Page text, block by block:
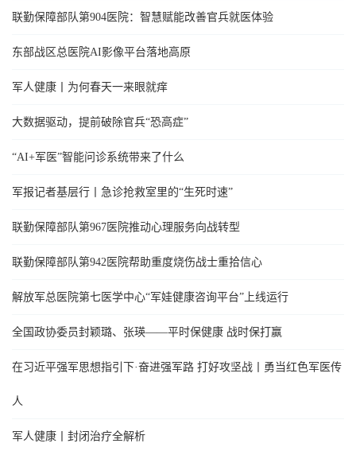
联勤保障部队第904医院：智慧赋能改善官兵就医体验
东部战区总医院AI影像平台落地高原
军人健康丨为何春天一来眼就痒
大数据驱动，提前破除官兵“恐高症”
“AI+军医”智能问诊系统带来了什么
军报记者基层行丨急诊抢救室里的“生死时速”
联勤保障部队第967医院推动心理服务向战转型
联勤保障部队第942医院帮助重度烧伤战士重拾信心
解放军总医院第七医学中心“军娃健康咨询平台”上线运行
全国政协委员封颖璐、张瑛——平时保健康 战时保打赢
在习近平强军思想指引下·奋进强军路 打好攻坚战丨勇当红色军医传
人
军人健康丨封闭治疗全解析